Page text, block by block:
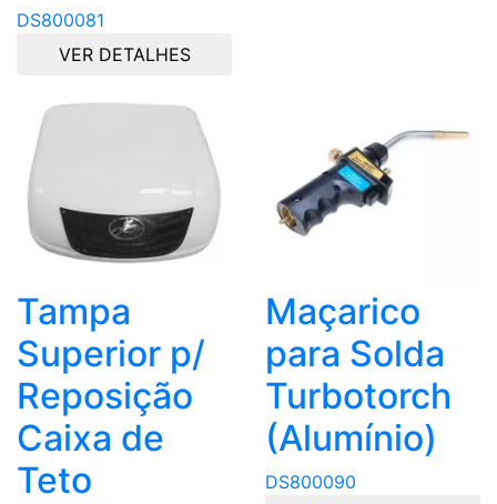
DS800081
VER DETALHES
Tampa
Superior p/
Reposição
Caixa de
Teto
Maçarico
para Solda
Turbotorch
(Alumínio)
DS800090